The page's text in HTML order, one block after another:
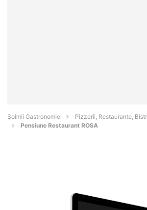
Șoimii Gastronomiei
Pizzerii, Restaurante,
Pensiune Restaurant ROSA